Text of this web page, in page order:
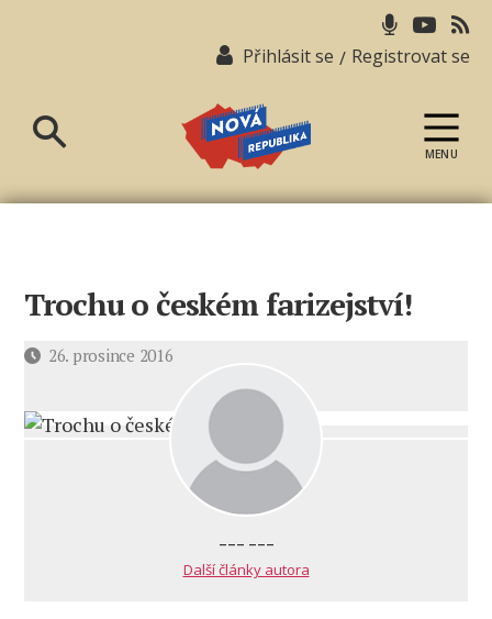
Přihlásit se / Registrovat se
republika
MENU
Trochu o českém farizejství!
Datum26. prosince 2016
--- ---
Další články autora